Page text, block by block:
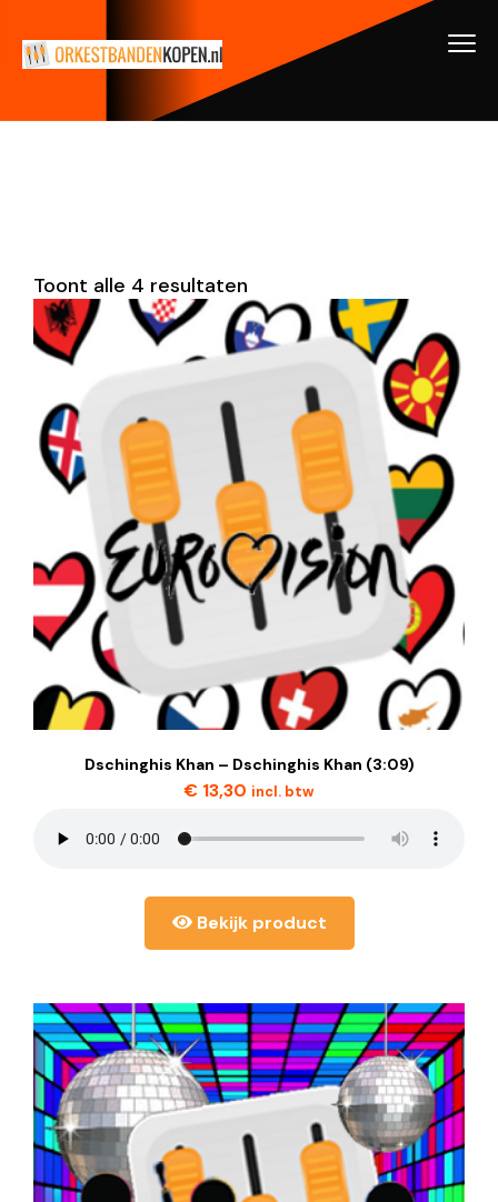
Toont alle 4 resultaten
Dschinghis Khan – Dschinghis Khan (3:09)
€ 13,30 incl. btw
Bekijk product